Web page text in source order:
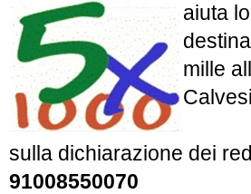
aiuta
mille
sulla dichiarazione dei
91008550070